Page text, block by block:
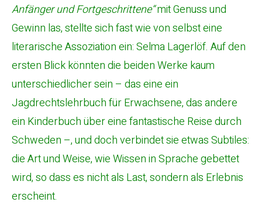
Anfänger und Fortgeschrittene“mit Genuss und
Gewinn las, stellte sich fast wie von selbst eine
literarische Assoziation ein: Selma Lagerlöf. Auf den
ersten Blick könnten die beiden Werke kaum
unterschiedlicher sein – das eine ein
Jagdrechtslehrbuch für Erwachsene, das andere
ein Kinderbuch über eine fantastische Reise durch
Schweden –, und doch verbindet sie etwas Subtiles:
die Art und Weise, wie Wissen in Sprache gebettet
wird, so dass es nicht als Last, sondern als Erlebnis
erscheint.